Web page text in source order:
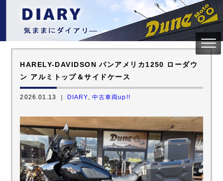
HARELY-DAVIDSON パンアメリカ1250 ローダウ
ン アルミトップ＆サイドケース
2026.01.13 ｜ DIARY 中古車両up!!